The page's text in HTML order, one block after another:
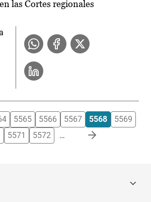
las Cortes regionales
5565 5566 5567 5568
5569
5571 5572 …